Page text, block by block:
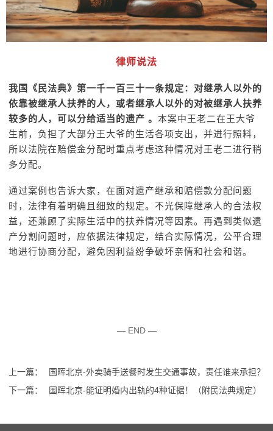
律师说法
我国《民法典》第一千一百三十一条规定：对继承人以外的
依靠被继承人扶养的人，或者继承人以外的对被继承人扶养
较多的人，可以分给适当的遗产 。 本案中王老二在王大爷
生前，负担了大部分王大爷的生活各项支出，并进行照料，
所以法院在赔偿金分配时重点考虑这种情况对王老二进行稍
多分配。
通过案例也告诉大家，在面对遗产继承和赔偿款分配问题
时，法律有着明确且细致的规定。不光保障继承人的合法权
益，还兼顾了实际生活中的扶养情况等因素。再遇到类似遗
产分割问题时，应依据法律规定，结合实际情况，公平合理
地进行协商分配，避免因利益纷争破坏亲情和社会和谐。
— END —
上一篇：
国晖北京-外卖骑手送餐时发生交通事故，责任谁来承担？
下一篇：
国晖北京-能证明婚内出轨的4种证据！（附民法典规定）